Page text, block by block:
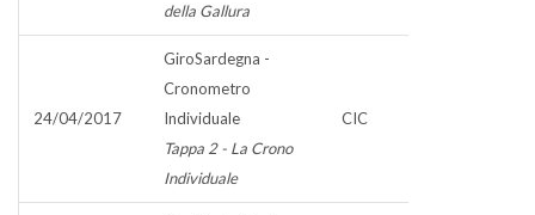
della Gallura
24/04/2017
GiroSardegna -
Cronometro
Individuale
Tappa 2 - La Crono
Individuale
CIC